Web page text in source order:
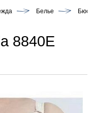
Белье
8840E